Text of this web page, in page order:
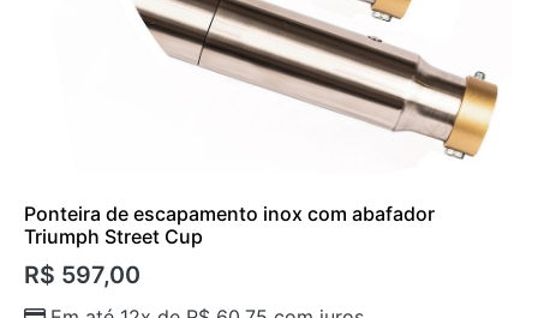
Ponteira de escapamento inox com abafador
Triumph Street Cup
R$ 597,00